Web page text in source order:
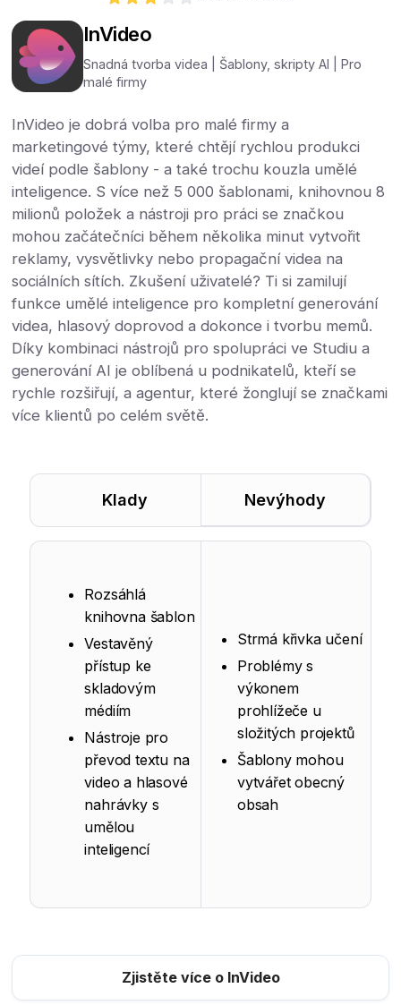
InVideo
Snadná tvorba videa | Šablony, skripty AI | Pro
malé firmy
InVideo je dobrá volba pro malé firmy a
marketingové týmy, které chtějí rychlou produkci
videí podle šablony - a také trochu kouzla umělé
inteligence. S více než 5 000 šablonami, knihovnou 8
milionů položek a nástroji pro práci se značkou
mohou začátečníci během několika minut vytvořit
reklamy, vysvětlivky nebo propagační videa na
sociálních sítích. Zkušení uživatelé? Ti si zamilují
funkce umělé inteligence pro kompletní generování
videa, hlasový doprovod a dokonce i tvorbu memů.
Díky kombinaci nástrojů pro spolupráci ve Studiu a
generování AI je oblíbená u podnikatelů, kteří se
rychle rozšiřují, a agentur, které žonglují se značkami
více klientů po celém světě.
Klady Nevýhody
Rozsáhlá
knihovna šablon
Vestavěný
přístup ke
skladovým
médiím
Nástroje pro
převod textu na
video a hlasové
nahrávky s
umělou
inteligencí
Strmá křivka učení
Problémy s
výkonem
prohlížeče u
složitých projektů
Šablony mohou
vytvářet obecný
obsah
Zjistěte více o InVideo